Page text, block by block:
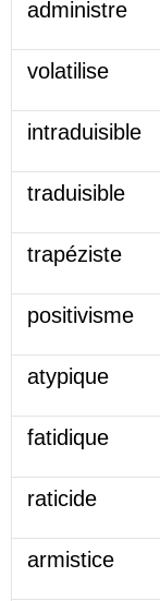
administre
volatilise
intraduisible
traduisible
trapéziste
positivisme
atypique
fatidique
raticide
armistice